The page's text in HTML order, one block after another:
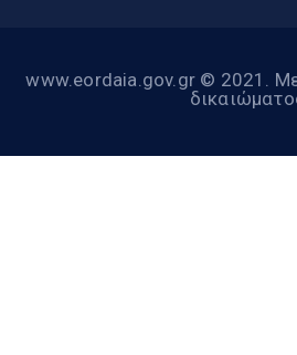
www.eordaia.gov.gr © 2021.